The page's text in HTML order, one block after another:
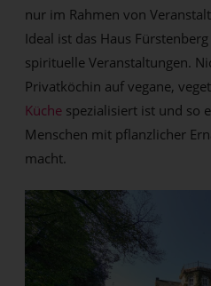
nur im Rahmen von
Ideal ist das Haus
spirituelle Veranstaltungen.
Privatköchin auf vegane,
Küche spezialisiert ist und so
Menschen mit pflanzlicher
macht.